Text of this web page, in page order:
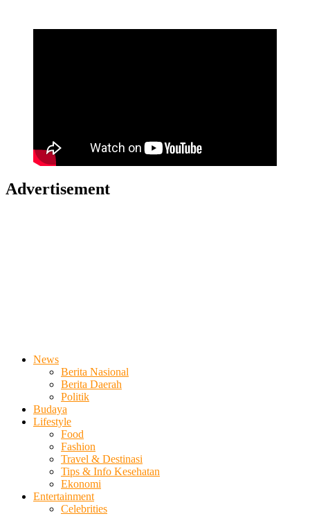
Advertisement
News
Berita Nasional
Berita Daerah
Politik
Budaya
Lifestyle
Food
Fashion
Travel & Destinasi
Tips & Info Kesehatan
Ekonomi
Entertainment
Celebrities